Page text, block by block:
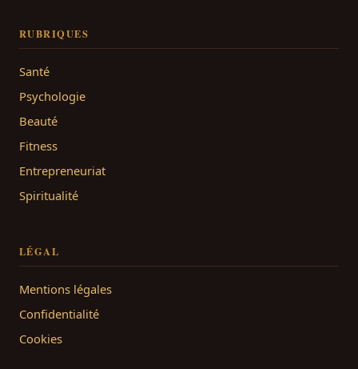
RUBRIQUES
Santé
Psychologie
Beauté
Fitness
Entrepreneuriat
Spiritualité
LÉGAL
Mentions légales
Confidentialité
Cookies